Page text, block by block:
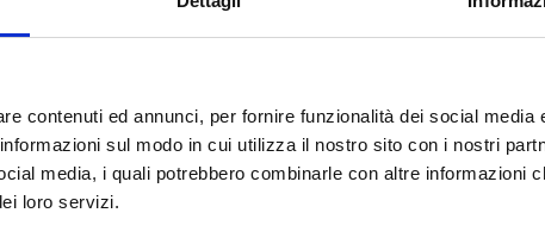
contenuti ed annunci, per fornire funzionalità dei social media
sul modo in cui utilizza il nostro sito con i nostri
media, i quali potrebbero combinarle con altre informazioni
loro servizi.